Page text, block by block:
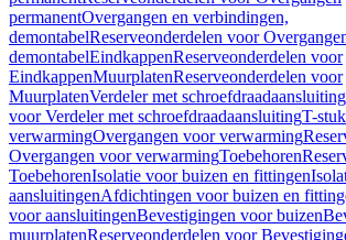
permanentOvergangen en verbindingen,
demontabelReserveonderdelen voor
demontabelEindkappenReserveonderdelen voor
EindkappenMuurplatenReserveonderdelen voor
MuurplatenVerdeler met schroefdraadaansluiting
voor Verdeler met schroefdraadaansluitingT-
verwarmingOvergangen voor verwarming
Overgangen voor verwarmingToebehoren
ToebehorenIsolatie voor buizen en fittingen
aansluitingenAfdichtingen voor buizen en
voor aansluitingenBevestigingen voor buizen
muurplatenReserveonderdelen voor